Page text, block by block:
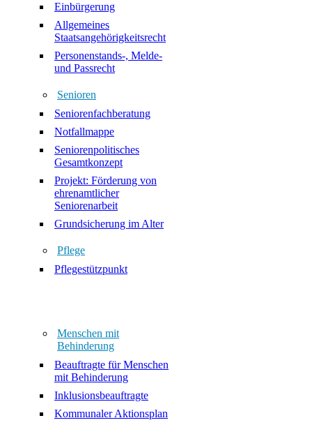
Einbürgerung
Allgemeines
Staatsangehörigkeitsrecht
Personenstands-, Melde-
und Passrecht
Senioren
Seniorenfachberatung
Notfallmappe
Seniorenpolitisches
Gesamtkonzept
Projekt: Förderung von
ehrenamtlicher
Seniorenarbeit
Grundsicherung im Alter
Pflege
Pflegestützpunkt
Menschen mit
Behinderung
Beauftragte für Menschen
mit Behinderung
Inklusionsbeauftragte
Kommunaler Aktionsplan